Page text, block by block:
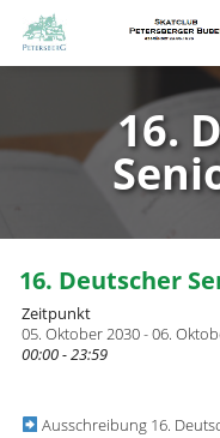
16.
16. Deutscher
Zeitpunkt
05. Oktober 2030 - 06.
00:00 - 23:59
Ausschreibung 16.